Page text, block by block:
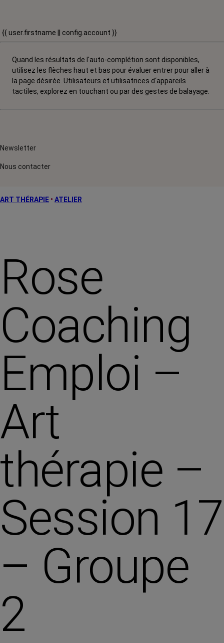
{{ user.firstname || config.account }}
Quand les résultats de l'auto-complétion sont disponibles,
utilisez les flèches haut et bas pour évaluer entrer pour aller à
la page désirée. Utilisateurs et utilisatrices d‘appareils
tactiles, explorez en touchant ou par des gestes de balayage.
Newsletter
Nous contacter
ART THÉRAPIE • ATELIER
Rose
Coaching
Emploi –
Art
thérapie –
Session 17
– Groupe
2